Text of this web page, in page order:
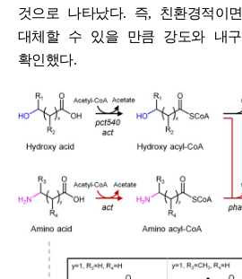
것으로 나타났다. 즉, 친환경적이
대체할 수 있을 만큼 강도와 내
확인했다.